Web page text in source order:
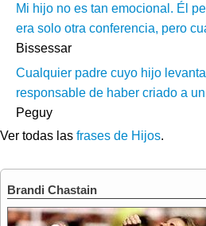
Mi hijo no es tan emocional. Él
era solo otra conferencia, pero
Bissessar
Cualquier padre cuyo hijo
responsable de haber criado a
Peguy
Ver todas las frases de Hijos.
Brandi Chastain